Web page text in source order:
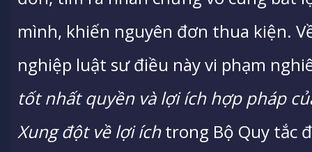
mình, khiến nguyên đơn thua kiện.
nghiệp luật sư điều này vi phạm
tốt nhất quyền và lợi ích hợp pháp
Xung đột về lợi íchtrong Bộ Quy tắc